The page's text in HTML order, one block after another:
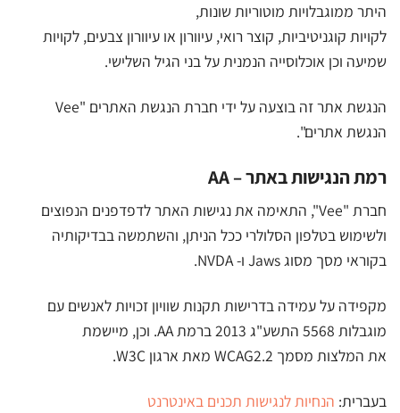
היתר ממוגבלויות מוטוריות שונות,
לקויות קוגניטיביות, קוצר רואי, עיוורון או עיוורון צבעים, לקויות
שמיעה וכן אוכלוסייה הנמנית על בני הגיל השלישי.
הנגשת אתר זה בוצעה על ידי חברת הנגשת האתרים "Vee
הנגשת אתרים".
רמת הנגישות באתר – AA
חברת "Vee", התאימה את נגישות האתר לדפדפנים הנפוצים
ולשימוש בטלפון הסלולרי ככל הניתן, והשתמשה בבדיקותיה
בקוראי מסך מסוג Jaws ו- NVDA.
מקפידה על עמידה בדרישות תקנות שוויון זכויות לאנשים עם
מוגבלות 5568 התשע"ג 2013 ברמת AA. וכן, מיישמת
את המלצות מסמך WCAG2.2 מאת ארגון W3C.
בעברית: הנחיותלנגישות תכנים באינטרנט